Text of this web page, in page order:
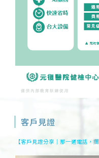
客戶見證
【客戶見證分享｜那一通電話，